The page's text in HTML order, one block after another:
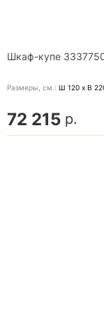
Шкаф-купе
Размеры, cм.: Ш 120 x В
72 215 р.